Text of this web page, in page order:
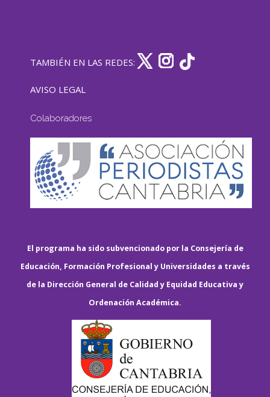
TAMBIÉN EN LAS REDES:
AVISO LEGAL
Colaboradores
El programa ha sido subvencionado por la Consejería de
Educación, Formación Profesional y Universidades a través
de la Dirección General de Calidad y Equidad Educativa y
Ordenación Académica.